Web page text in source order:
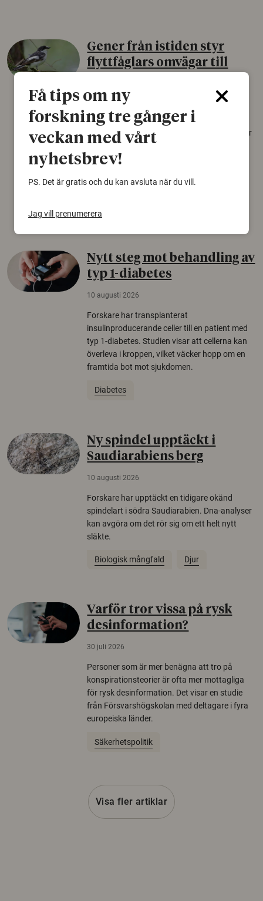
Gener från istiden styr
flyttfåglars omvägar till
10 augusti 2026
En svartvit flugsnappare från Sibirien flyger
över 4 500 kilometer längre än nödvändigt för
att nå sitt övervintringsområde i Afrika.
Förklaringen kan finnas i genetiska
den senaste istiden.
Nytt steg mot behandling av
typ 1-diabetes
10 augusti 2026
Forskare har transplanterat
insulinproducerande celler till en patient med
typ 1-diabetes. Studien visar att cellerna kan
överleva i kroppen, vilket väcker hopp om en
framtida bot mot sjukdomen.
Diabetes
Ny spindel upptäckt i
Saudiarabiens berg
10 augusti 2026
Forskare har upptäckt en tidigare okänd
spindelart i södra Saudiarabien. Dna-analyser
kan avgöra om det rör sig om ett helt nytt
släkte.
Biologisk mångfald Djur
Varför tror vissa på rysk
desinformation?
30 juli 2026
Personer som är mer benägna att tro på
konspirationsteorier är ofta mer mottagliga
för rysk desinformation. Det visar en studie
från Försvarshögskolan med deltagare i fyra
europeiska länder.
Säkerhetspolitik
Visa fler artiklar
Få tips om ny
forskning tre gånger i
veckan med vårt
nyhetsbrev!
PS. Det är gratis och du kan avsluta när du vill.
Jag vill prenumerera